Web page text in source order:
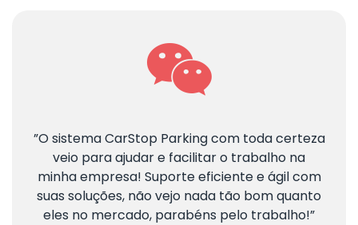
”O sistema CarStop Parking com toda certeza
veio para ajudar e facilitar o trabalho na
minha empresa! Suporte eficiente e ágil com
suas soluções, não vejo nada tão bom quanto
eles no mercado, parabéns pelo trabalho!”